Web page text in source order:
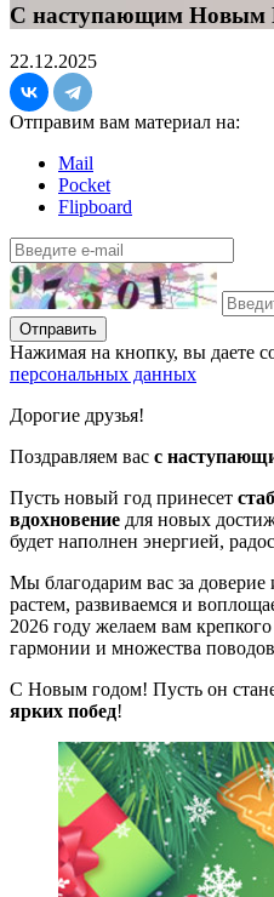
С наступающим Новым
22.12.2025
Отправим вам материал на:
Mail
Pocket
Flipboard
Отправить
Нажимая на кнопку, вы даете
персональных данных
Дорогие друзья!
Поздравляем вас с
Пусть новый год принесет
вдохновение для новых
будет наполнен энергией,
Мы благодарим вас за
растем, развиваемся и
2026 году желаем вам
гармонии и множества
С Новым годом! Пусть он
ярких побед!